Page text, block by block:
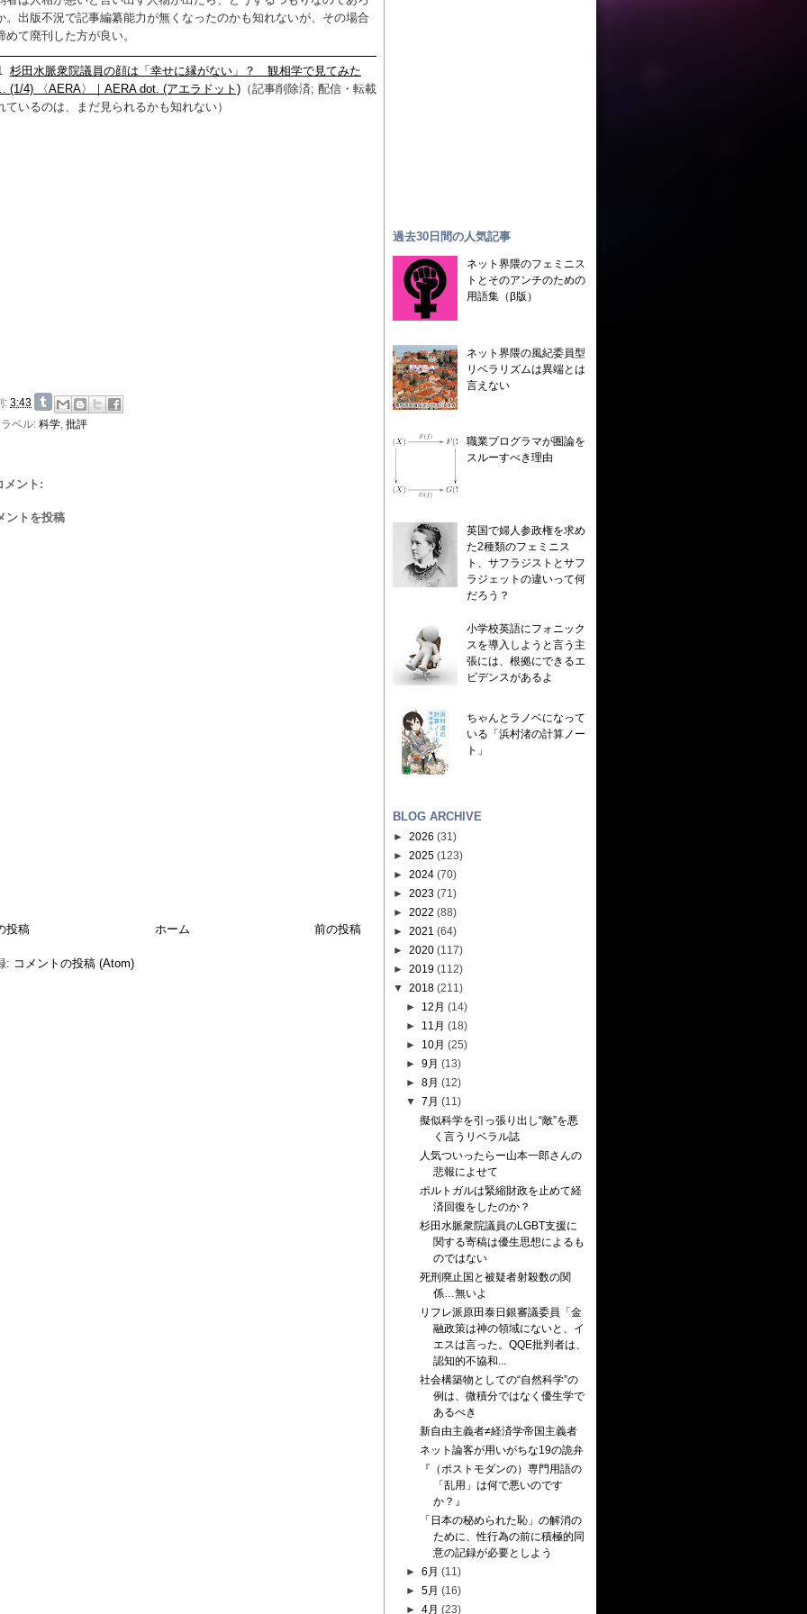
。出版不況で記事編纂能力が無くなったのかも知れないが、その場合
めて廃刊した方が良い。
杉田水脈衆院議員の顔は「幸せに縁がない」？ 観相学で見てみた
(1/4) 〈AERA〉｜AERA dot. (アエラドット) （記事削除済; 配信・転載
ているのは、まだ見られるかも知れない）
: 3:43
ラベル: 科学, 批評
メント:
ントを投稿
投稿 ホーム 前の投稿
: コメントの投稿 (Atom)
過去30日間の人気記事
ネット界隈のフェミニス
トとそのアンチのための
用語集（β版）
ネット界隈の風紀委員型
リベラリズムは異端とは
言えない
職業プログラマが圏論を
スルーすべき理由
英国で婦人参政権を求め
た2種類のフェミニス
ト、サフラジストとサフ
ラジェットの違いって何
だろう？
小学校英語にフォニック
スを導入しようと言う主
張には、根拠にできるエ
ビデンスがあるよ
ちゃんとラノベになって
いる「浜村渚の計算ノー
ト」
BLOG ARCHIVE
► 2026 (31)
► 2025 (123)
► 2024 (70)
► 2023 (71)
► 2022 (88)
► 2021 (64)
► 2020 (117)
► 2019 (112)
▼ 2018 (211)
► 12月 (14)
► 11月 (18)
► 10月 (25)
►9月 (13)
►8月 (12)
▼ 7月 (11)
擬似科学を引っ張り出し“敵”を悪
く言うリベラル誌
人気ついったらー山本一郎さんの
悲報によせて
ポルトガルは緊縮財政を止めて経
済回復をしたのか？
杉田水脈衆院議員のLGBT支援に
関する寄稿は優生思想によるも
のではない
死刑廃止国と被疑者射殺数の関
係…無いよ
リフレ派原田泰日銀審議委員「金
融政策は神の領域にないと、イ
エスは言った。QQE批判者は、
認知的不協和...
社会構築物としての“自然科学”の
例は、微積分ではなく優生学で
あるべき
新自由主義者≠経済学帝国主義者
ネット論客が用いがちな19の詭弁
『（ポストモダンの）専門用語の
「乱用」は何で悪いのです
か？』
「日本の秘められた恥」の解消の
ために、性行為の前に積極的同
意の記録が必要としよう
►6月 (11)
►5月 (16)
►4月 (23)